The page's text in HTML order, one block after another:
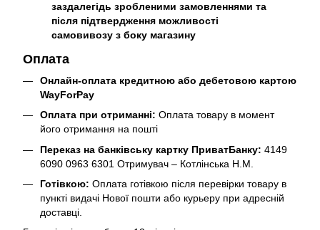
заздалегідь зробленими замовленнями та
після підтвердження можливості
самовивозу з боку магазину
Оплата
Онлайн-оплата кредитною або дебетовою картою
WayForPay
Оплата при отриманні: Оплата товару в момент
його отримання на пошті
Переказ на банківську картку ПриватБанку: 4149
6090 0963 6301 Отримувач – Котлінська Н.М.
Готівкою: Оплата готівкою після перевірки товару в
пункті видачі Нової пошти або курьеру при адресній
доставці.